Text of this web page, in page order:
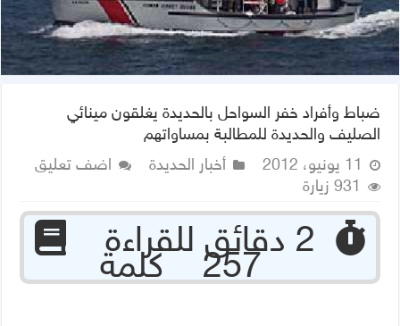
ضباط وأفراد خفر السواحل بالحديدة يغلقون مينائي
الصليف والحديدة للمطالبة بمساواتهم
11 يونيو، 2012
أخبار الحديدة
اضف تعليق
931 زيارة
257 كلمة